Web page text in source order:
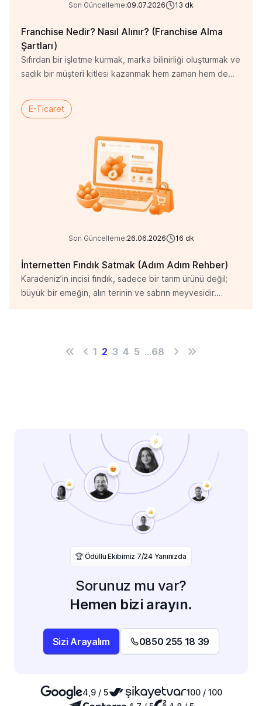
Son Güncelleme:09.07.2026 13 dk
Franchise Nedir? Nasıl Alınır? (Franchise Alma
Şartları)
Sıfırdan bir işletme kurmak, marka bilinirliği oluşturmak ve
sadık bir müşteri kitlesi kazanmak hem zaman hem de
yüksek işletme maliyetleri ve yoğun rekabet gibi
faktörler, girişimcilerin karşılaştığı en büyük zorluklar
kanıtlanmış bir iş modeline sahip markalarla çalışmayı
tercih eder. Franchise […]
E-Ticaret
Son Güncelleme:26.06.2026 16 dk
İnternetten Fındık Satmak (Adım Adım Rehber)
Karadeniz’in incisi fındık, sadece bir tarım ürünü değil;
büyük bir emeğin, alın terinin ve sabrın meyvesidir.
dalından topladığınız tazelikte, Türkiye’nin hatta
1 2 3 4 5 ...68
️🏆 Ödüllü Ekibimiz 7/24 Yanınızda
Sorunuz mu var?
Hemen bizi arayın.
Sizi Arayalım 0850 255 18 39
4,9 / 5
100 / 100